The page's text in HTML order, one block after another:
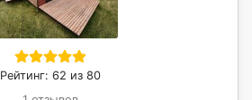
Рейтинг: 62 из 80